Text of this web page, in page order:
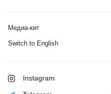
Медиа-кит
Switch to English
Instagram